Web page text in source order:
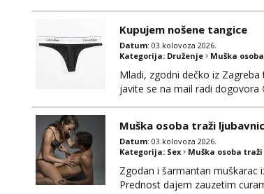
Kupujem nošene tangice
Datum: 03.kolovoza 2026.
Kategorija: Druženje Muška
Mladi, zgodni dečko iz
javite se na mail radi dogovora
Muška osoba traži
Datum: 03.kolovoza 2026.
Kategorija: Sex Muška osoba
Zgodan i šarmantan muškarac
Prednost dajem zauzetim